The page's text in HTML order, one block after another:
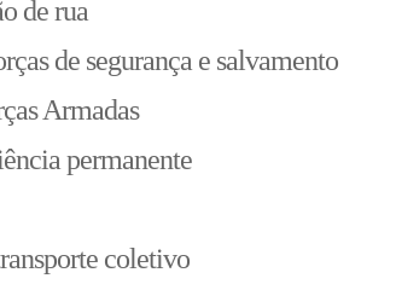
de rua
de segurança e salvamento
Armadas
permanente
coletivo